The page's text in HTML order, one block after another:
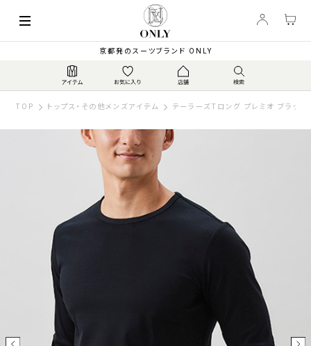
京都発のスーツブランド ONLY
TOP トップス・その他メンズアイテム テーラーズTロング プレミオ ブラック